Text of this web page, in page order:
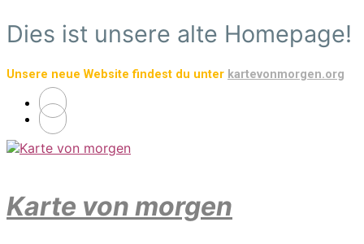
Zum
Hauptinhalt
Dies ist unsere alte Homepage!
Unsere neue Website findest du unter kartevonmorgen.org
Karte von morgen